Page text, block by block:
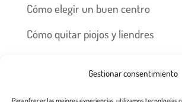
Gestionar consentimiento
Cómo elegir un buen centro
Cómo quitar piojos y liendres